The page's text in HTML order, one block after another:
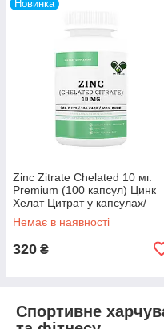
Новинка
Zinc Zitrate Chelated 10 мг.
Premium (100 капсул) Цинк
Хелат Цитрат у капсулах/
таблетках EN`VIE LAB 200
Немає в наявності
320 ₴
Спортивне